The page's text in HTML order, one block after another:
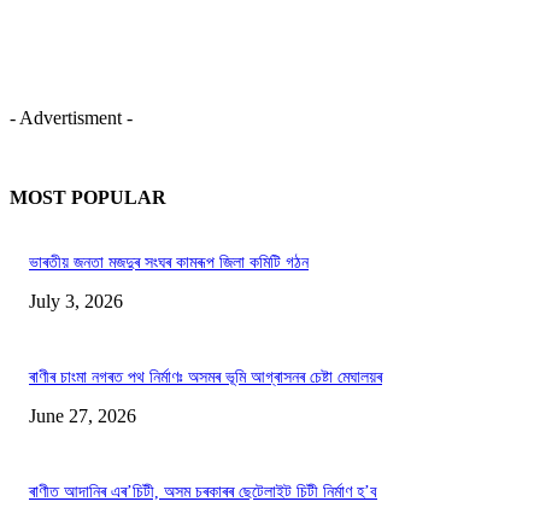
- Advertisment -
MOST POPULAR
ভাৰতীয় জনতা মজদুৰ সংঘৰ কামৰূপ জিলা কমিটি গঠন
July 3, 2026
ৰাণীৰ চাংমা নগৰত পথ নিৰ্মাণঃ অসমৰ ভূমি আগ্ৰাসনৰ চেষ্টা মেঘালয়ৰ
June 27, 2026
ৰাণীত আদানিৰ এৰ’চিটী, অসম চৰকাৰৰ ছেটেলাইট চিটী নিৰ্মাণ হ’ব